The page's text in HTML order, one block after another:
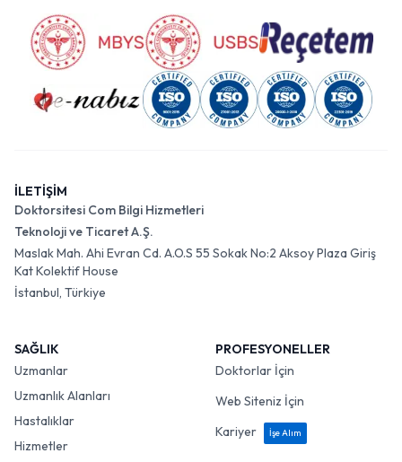
İLETİŞİM
Doktorsitesi Com Bilgi Hizmetleri
Teknoloji ve Ticaret A.Ş.
Maslak Mah. Ahi Evran Cd. A.O.S 55 Sokak No:2 Aksoy Plaza Giriş
Kat Kolektif House
İstanbul, Türkiye
SAĞLIK
Uzmanlar
Uzmanlık Alanları
Hastalıklar
Hizmetler
PROFESYONELLER
Doktorlar İçin
Web Siteniz İçin
Kariyer
İşe Alım